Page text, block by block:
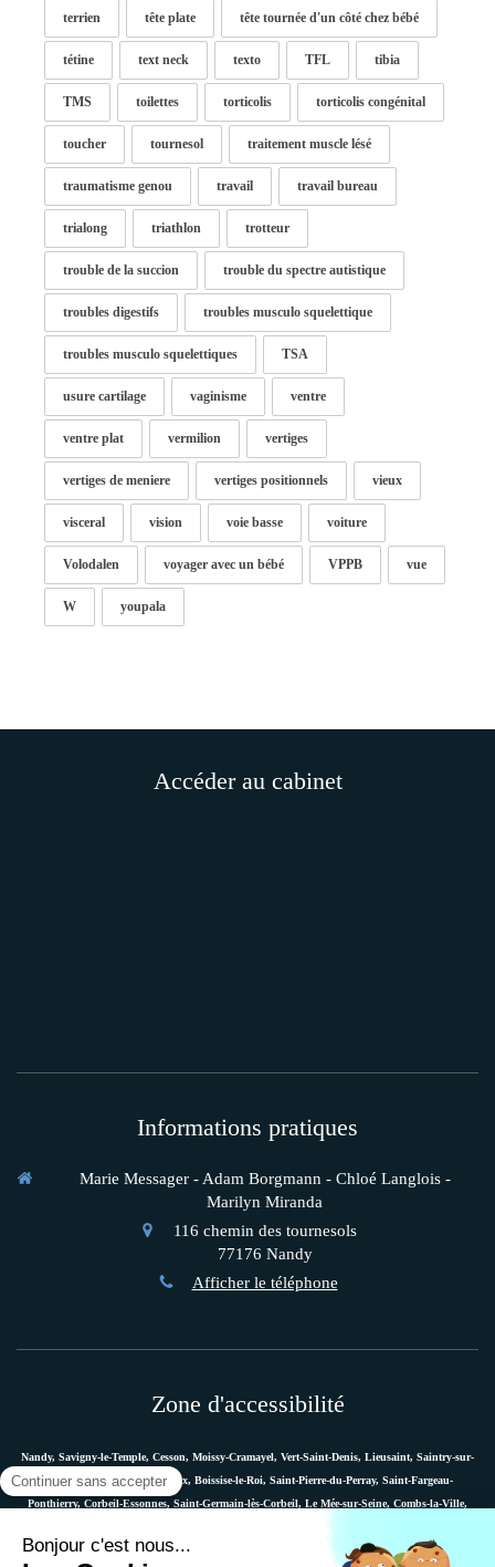
terrien tête plate tête tournée d'un côté chez bébé
tétine text neck texto TFL tibia
TMS toilettes torticolis torticolis congénital
toucher tournesol traitement muscle lésé
traumatisme genou travail travail bureau
trialong triathlon trotteur
trouble de la succion trouble du spectre autistique
troubles digestifs troubles musculo squelettique
troubles musculo squelettiques TSA
usure cartilage vaginisme ventre
ventre plat vermilion vertiges
vertiges de meniere vertiges positionnels vieux
visceral vision voie basse voiture
Volodalen voyager avec un bébé VPPB vue
W youpala
Accéder au cabinet
Informations pratiques
Marie Messager - Adam Borgmann - Chloé Langlois -
Marilyn Miranda
116 chemin des tournesols
77176 Nandy
Afficher le téléphone
Zone d'accessibilité
Nandy, Savigny-le-Temple, Cesson, Moissy-Cramayel, Vert-Saint-Denis, Lieusaint, Saintry-sur-
Seine, Le Coudray-Montceaux, Boissise-le-Roi, Saint-Pierre-du-Perray, Saint-Fargeau-
Ponthierry, Corbeil-Essonnes, Saint-Germain-lès-Corbeil, Le Mée-sur-Seine, Combs-la-Ville,
Boussy-Saint-Antoine, etc.